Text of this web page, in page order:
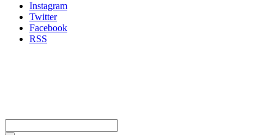
Instagram
Twitter
Facebook
RSS